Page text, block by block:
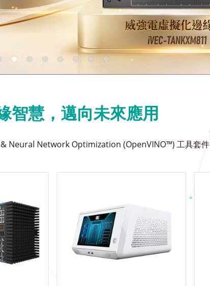
智慧，邁向未來應用
Neural Network Optimization (OpenVINO™) 工具套件